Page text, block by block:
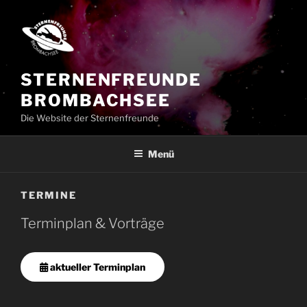
Inhalt
springen
STERNENFREUNDE
BROMBACHSEE
Die Website der Sternenfreunde
Menü
TERMINE
Terminplan & Vorträge
aktueller Terminplan